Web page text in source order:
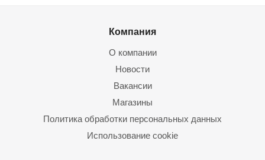
Компания
О компании
Новости
Вакансии
Магазины
Политика обработки персональных данных
Использование cookie